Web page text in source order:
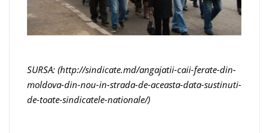
SURSA: (http://sindicate.md/angajatii-caii-ferate-din-
moldova-din-nou-in-strada-de-aceasta-data-sustinuti-
de-toate-sindicatele-nationale/)